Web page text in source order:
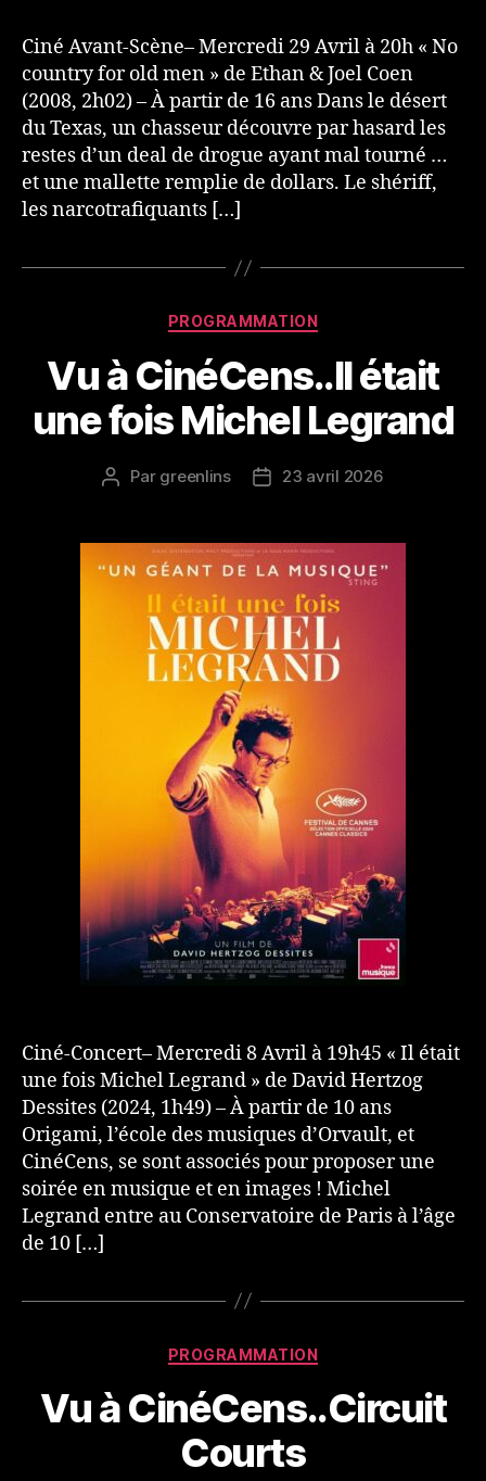
Ciné Avant-Scène– Mercredi 29 Avril à 20h « No
country for old men » de Ethan & Joel Coen
(2008, 2h02) – À partir de 16 ans Dans le désert
du Texas, un chasseur découvre par hasard les
restes d’un deal de drogue ayant mal tourné …
et une mallette remplie de dollars. Le shériff,
les narcotrafiquants […]
Catégories
PROGRAMMATION
Vu à CinéCens..Il était
une fois Michel Legrand
Auteur
Par greenlins
Date23 avril 2026
Ciné-Concert– Mercredi 8 Avril à 19h45 « Il était
une fois Michel Legrand » de David Hertzog
Dessites (2024, 1h49) – À partir de 10 ans
Origami, l’école des musiques d’Orvault, et
CinéCens, se sont associés pour proposer une
soirée en musique et en images ! Michel
Legrand entre au Conservatoire de Paris à l’âge
de 10 […]
Catégories
PROGRAMMATION
Vu à CinéCens..Circuit
Courts